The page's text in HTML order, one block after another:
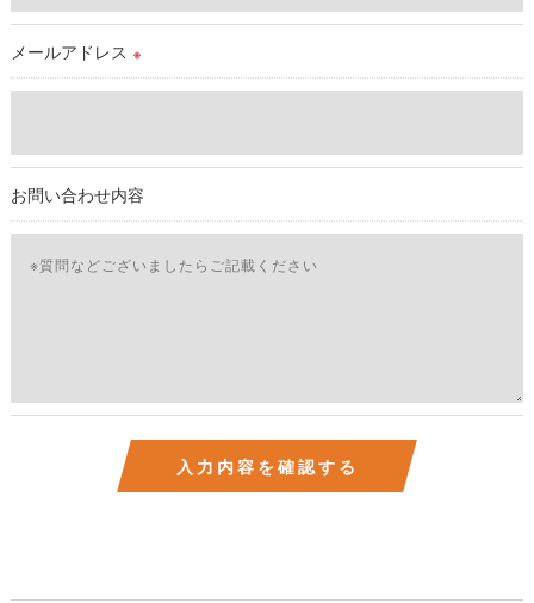
ご本人である事を確認のうえ、対応させて頂きます。
個人情報の開示･訂正･削除・利用停止の具体的手続きにつきま
しては、お電話でお問合せ下さい。v
メールアドレス ※
お問い合わせ内容